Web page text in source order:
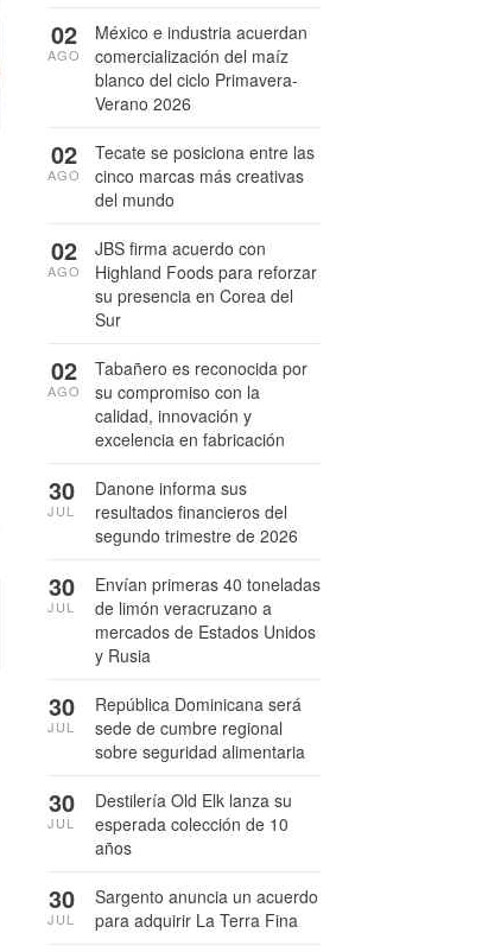
México e industria acuerdan
comercialización del maíz
blanco del ciclo Primavera-
Verano 2026
02
AGO
Tecate se posiciona entre las
cinco marcas más creativas
del mundo
02
AGO
JBS firma acuerdo con
Highland Foods para reforzar
su presencia en Corea del
Sur
02
AGO
Tabañero es reconocida por
su compromiso con la
calidad, innovación y
excelencia en fabricación
02
AGO
Danone informa sus
resultados financieros del
segundo trimestre de 2026
30
JUL
Envían primeras 40 toneladas
de limón veracruzano a
mercados de Estados Unidos
y Rusia
30
JUL
República Dominicana será
sede de cumbre regional
sobre seguridad alimentaria
30
JUL
Destilería Old Elk lanza su
esperada colección de 10
años
30
JUL
Sargento anuncia un acuerdo
para adquirir La Terra Fina
30
JUL